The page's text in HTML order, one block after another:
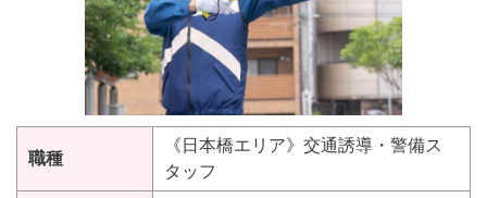
職種
《日本橋エリア》交通誘導・警備ス
タッフ